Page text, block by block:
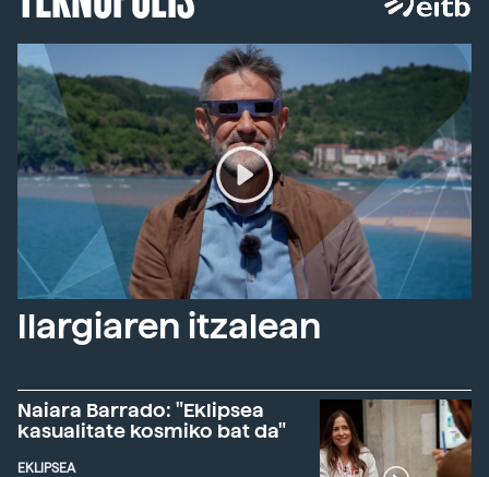
Ilargiaren itzalean
Naiara Barrado: "Eklipsea
kasualitate kosmiko bat da"
EKLIPSEA